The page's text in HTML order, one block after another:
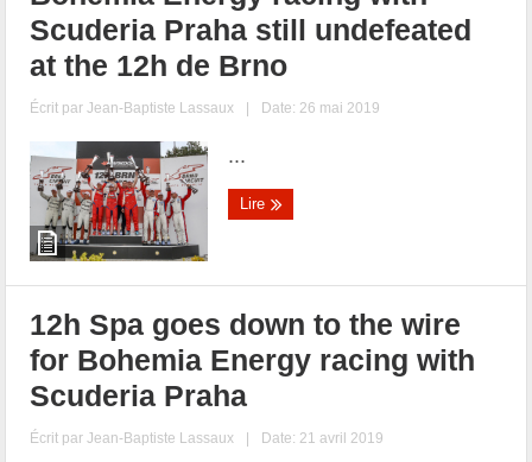
Scuderia Praha still undefeated
at the 12h de Brno
Écrit parJean-Baptiste Lassaux | Date: 26 mai 2019
...
Lire
12h Spa goes down to the wire
for Bohemia Energy racing with
Scuderia Praha
Écrit parJean-Baptiste Lassaux | Date: 21 avril 2019